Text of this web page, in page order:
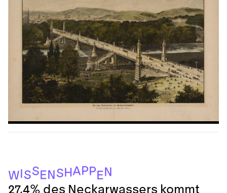
WISSENSHAPPEN
27,4% des Neckarwassers kommt